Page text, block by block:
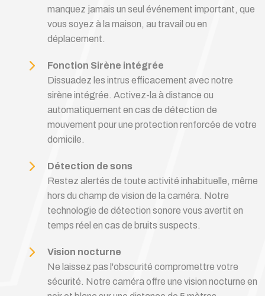
manquez jamais un seul événement important, que
vous soyez à la maison, au travail ou en
déplacement.
Fonction Sirène intégrée
Dissuadez les intrus efficacement avec notre
sirène intégrée. Activez-la à distance ou
automatiquement en cas de détection de
mouvement pour une protection renforcée de votre
domicile.
Détection de sons
Restez alertés de toute activité inhabituelle, même
hors du champ de vision de la caméra. Notre
technologie de détection sonore vous avertit en
temps réel en cas de bruits suspects.
Vision nocturne
Ne laissez pas l'obscurité compromettre votre
sécurité. Notre caméra offre une vision nocturne en